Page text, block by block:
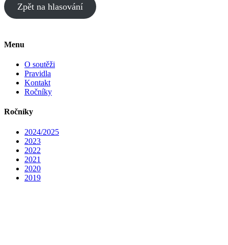
Zpět na hlasování
Menu
O soutěži
Pravidla
Kontakt
Ročníky
Ročníky
2024/2025
2023
2022
2021
2020
2019